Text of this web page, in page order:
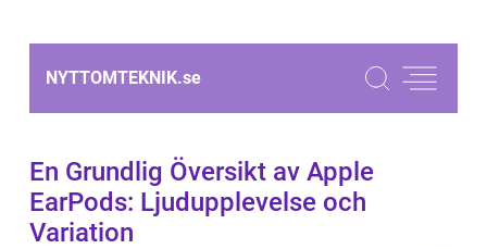
NYTTOMTEKNIK.se
En Grundlig Översikt av Apple
EarPods: Ljudupplevelse och
Variation